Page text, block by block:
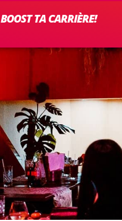
BOOST TA CARRIÈRE!